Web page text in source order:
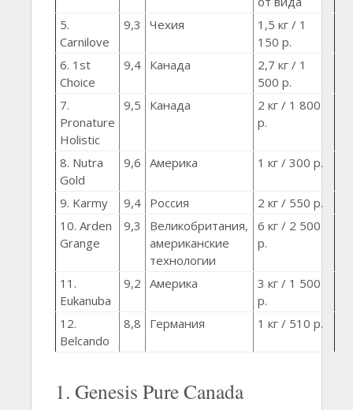
5.
Carnilove
9,3 Чехия
1,5 кг / 1
150 р.
6. 1st
Choice
9,4 Канада
2,7 кг / 1
500 р.
7.
Pronature
Holistic
9,5 Канада
2 кг / 1 800
р.
8. Nutra
Gold
9,6 Америка 1 кг / 300 р.
9. Karmy 9,4 Россия
2 кг / 550 р.
10. Arden
Grange
9,3
Великобритания,
американские
технологии
6 кг / 2 500
р.
11.
Eukanuba
9,2 Америка
3 кг / 1 500
р.
12.
Belcando
8,8 Германия 1 кг / 510 р.
1. Genesis Pure Canada